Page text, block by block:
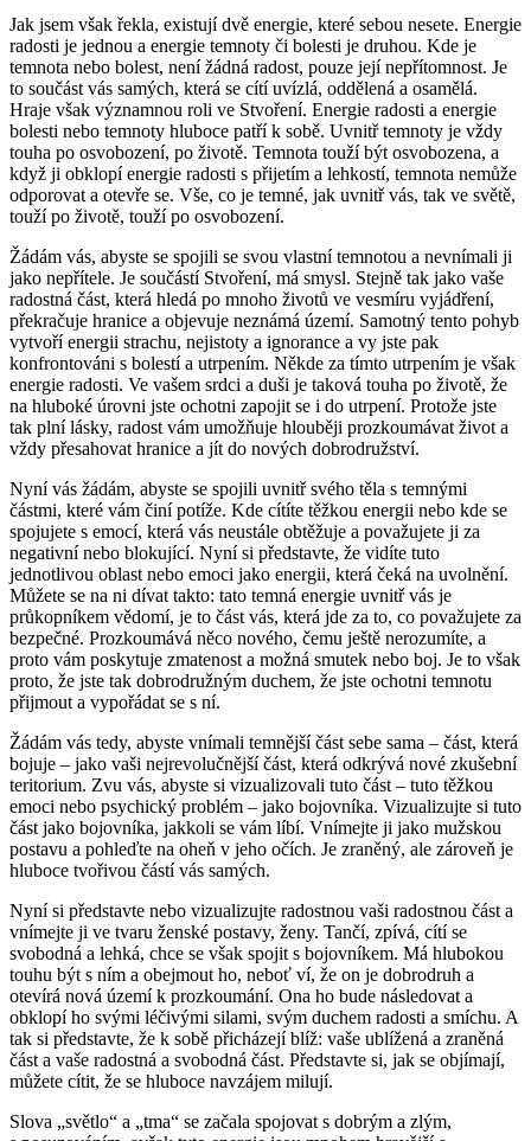
Jak jsem však řekla, existují dvě energie, které sebou nesete. Energie
radosti je jednou a energie temnoty či bolesti je druhou. Kde je
temnota nebo bolest, není žádná radost, pouze její nepřítomnost. Je
to součást vás samých, která se cítí uvízlá, oddělená a osamělá.
Hraje však významnou roli ve Stvoření. Energie radosti a energie
bolesti nebo temnoty hluboce patří k sobě. Uvnitř temnoty je vždy
touha po osvobození, po životě. Temnota touží být osvobozena, a
když ji obklopí energie radosti s přijetím a lehkostí, temnota nemůže
odporovat a otevře se. Vše, co je temné, jak uvnitř vás, tak ve světě,
touží po životě, touží po osvobození.
Žádám vás, abyste se spojili se svou vlastní temnotou a nevnímali ji
jako nepřítele. Je součástí Stvoření, má smysl. Stejně tak jako vaše
radostná část, která hledá po mnoho životů ve vesmíru vyjádření,
překračuje hranice a objevuje neznámá území. Samotný tento pohyb
vytvoří energii strachu, nejistoty a ignorance a vy jste pak
konfrontováni s bolestí a utrpením. Někde za tímto utrpením je však
energie radosti. Ve vašem srdci a duši je taková touha po životě, že
na hluboké úrovni jste ochotni zapojit se i do utrpení. Protože jste
tak plní lásky, radost vám umožňuje hlouběji prozkoumávat život a
vždy přesahovat hranice a jít do nových dobrodružství.
Nyní vás žádám, abyste se spojili uvnitř svého těla s temnými
částmi, které vám činí potíže. Kde cítíte těžkou energii nebo kde se
spojujete s emocí, která vás neustále obtěžuje a považujete ji za
negativní nebo blokující. Nyní si představte, že vidíte tuto
jednotlivou oblast nebo emoci jako energii, která čeká na uvolnění.
Můžete se na ni dívat takto: tato temná energie uvnitř vás je
průkopníkem vědomí, je to část vás, která jde za to, co považujete za
bezpečné. Prozkoumává něco nového, čemu ještě nerozumíte, a
proto vám poskytuje zmatenost a možná smutek nebo boj. Je to však
proto, že jste tak dobrodružným duchem, že jste ochotni temnotu
přijmout a vypořádat se s ní.
Žádám vás tedy, abyste vnímali temnější část sebe sama – část, která
bojuje – jako vaši nejrevolučnější část, která odkrývá nové zkušební
teritorium. Zvu vás, abyste si vizualizovali tuto část – tuto těžkou
emoci nebo psychický problém – jako bojovníka. Vizualizujte si tuto
část jako bojovníka, jakkoli se vám líbí. Vnímejte ji jako mužskou
postavu a pohleďte na oheň v jeho očích. Je zraněný, ale zároveň je
hluboce tvořivou částí vás samých.
Nyní si představte nebo vizualizujte radostnou vaši radostnou část a
vnímejte ji ve tvaru ženské postavy, ženy. Tančí, zpívá, cítí se
svobodná a lehká, chce se však spojit s bojovníkem. Má hlubokou
touhu být s ním a obejmout ho, neboť ví, že on je dobrodruh a
otevírá nová území k prozkoumání. Ona ho bude následovat a
obklopí ho svými léčivými silami, svým duchem radosti a smíchu. A
tak si představte, že k sobě přicházejí blíž: vaše ublížená a zraněná
část a vaše radostná a svobodná část. Představte si, jak se objímají,
můžete cítit, že se hluboce navzájem milují.
Slova „světlo“ a „tma“ se začala spojovat s dobrým a zlým,